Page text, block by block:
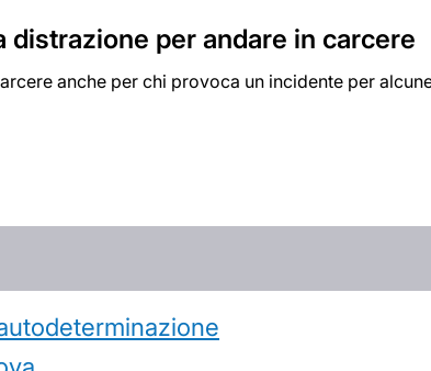
distrazione per andare in carcere
anche per chi provoca un incidente per